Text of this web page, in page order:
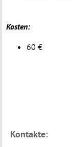
Kosten:
60 €
Kontakte: